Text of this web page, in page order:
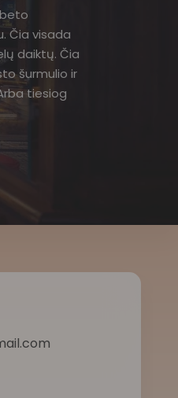
Čia visada
daiktų. Čia
šurmulio ir
tiesiog